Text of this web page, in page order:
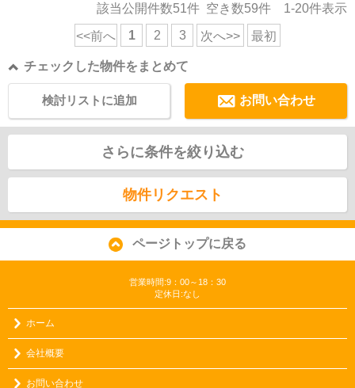
該当公開件数51件 空き数59件 1-20件表示
<<前へ 1 2 3 次へ>> 最初
チェックした物件をまとめて
お問い合わせ
検討リストに追加
さらに条件を絞り込む
物件リクエスト
ページトップに戻る
営業時間:9：00～18：30
定休日:なし
ホーム
会社概要
お問い合わせ